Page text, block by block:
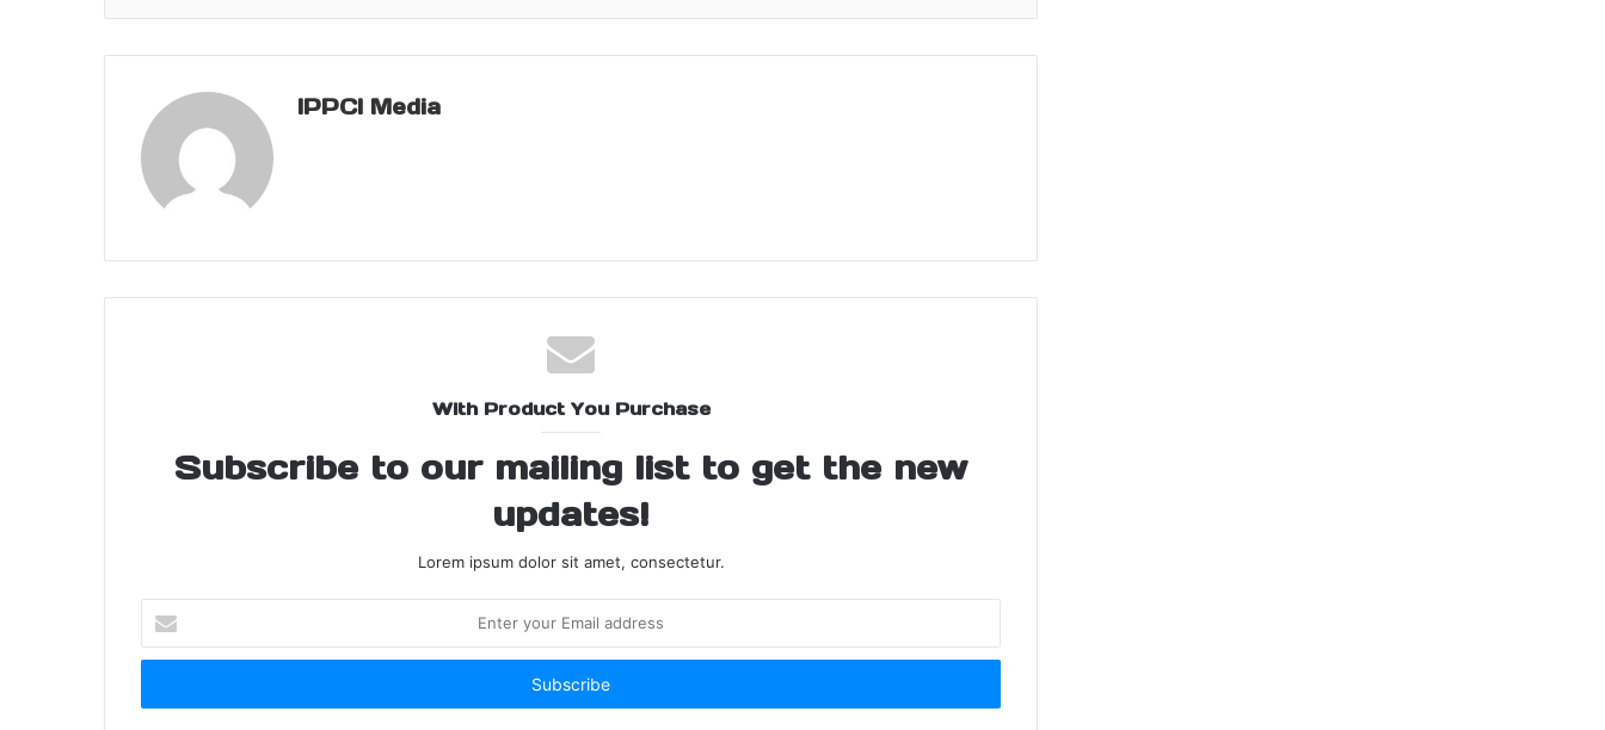
IPPCI Media
With Product You Purchase
Subscribe to our mailing list to get the new
updates!
Lorem ipsum dolor sit amet, consectetur.
your
Email